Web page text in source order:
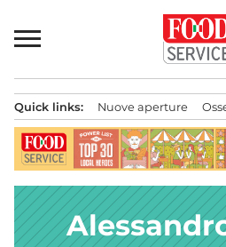
al
contenuto
principale
Quick links: Nuove aperture